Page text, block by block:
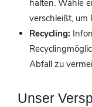
halten. Wähle
verschleißt, um
Recycling:
Abfall zu
Unser